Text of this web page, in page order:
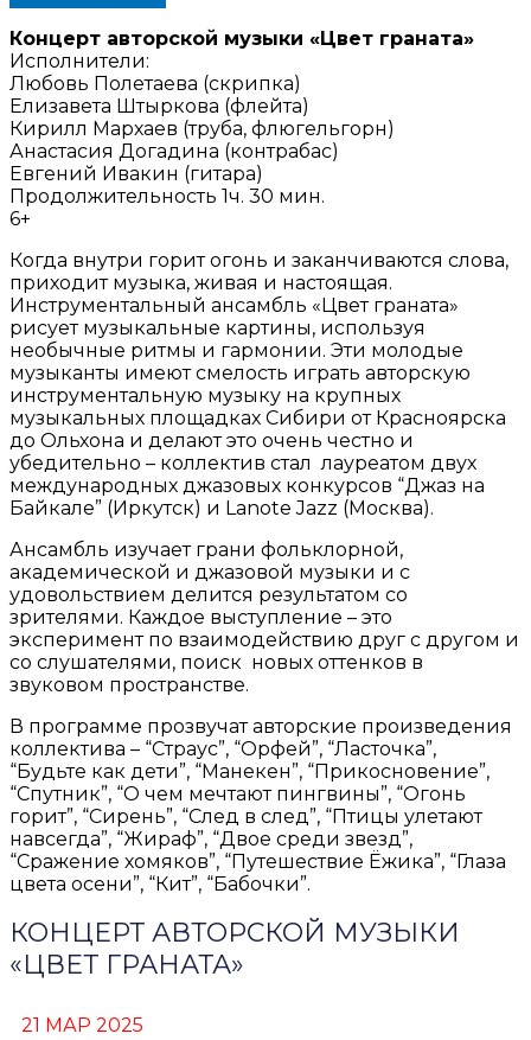
Концерт авторской музыки «Цвет граната»
Исполнители:
Любовь Полетаева (скрипка)
Елизавета Штыркова (флейта)
Кирилл Мархаев (труба, флюгельгорн)
Анастасия Догадина (контрабас)
Евгений Ивакин (гитара)
Продолжительность 1ч. 30 мин.
6+
Когда внутри горит огонь и заканчиваются слова,
приходит музыка, живая и настоящая.
Инструментальный ансамбль «Цвет граната»
рисует музыкальные картины, используя
необычные ритмы и гармонии. Эти молодые
музыканты имеют смелость играть авторскую
инструментальную музыку на крупных
музыкальных площадках Сибири от Красноярска
до Ольхона и делают это очень честно и
убедительно – коллектив стал лауреатом двух
международных джазовых конкурсов “Джаз на
Байкале” (Иркутск) и Lanote Jazz (Москва).
Ансамбль изучает грани фольклорной,
академической и джазовой музыки и с
удовольствием делится результатом со
зрителями. Каждое выступление – это
эксперимент по взаимодействию друг с другом и
со слушателями, поиск новых оттенков в
звуковом пространстве.
В программе прозвучат авторские произведения
коллектива – “Страус”, “Орфей”, “Ласточка”,
“Будьте как дети”, “Манекен”, “Прикосновение”,
“Спутник”, “О чем мечтают пингвины”, “Огонь
горит”, “Сирень”, “След в след”, “Птицы улетают
навсегда”, “Жираф”, “Двое среди звезд”,
“Сражение хомяков”, “Путешествие Ёжика”, “Глаза
цвета осени”, “Кит”, “Бабочки”.
КОНЦЕРТ АВТОРСКОЙ МУЗЫКИ
«ЦВЕТ ГРАНАТА»
21 МАР 2025